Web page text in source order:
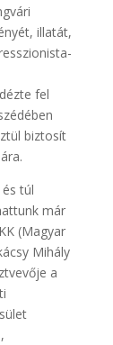
illatát,
fel
biztosít
túl
már
(Magyar
Mihály
a